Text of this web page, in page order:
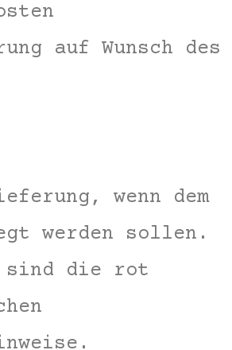
auf Wunsch des
wenn dem
werden sollen.
sind die rot